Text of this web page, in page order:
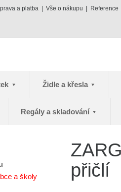
a platba Vše o nákupu Reference
Židle a křesla
Regály a skladování
a školy
přičlí